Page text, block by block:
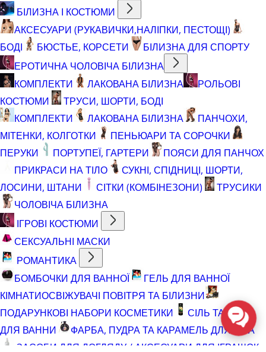
БІЛИЗНА І КОСТЮМИ
АКСЕСУАРИ (РУКАВИЧКИ,НАЛІПКИ, ПЕСТОЩІ)
БОДІ
БЮСТЬЕ, КОРСЕТИ
БІЛИЗНА ДЛЯ СПОРТУ
ЕРОТИЧНА ЧОЛОВІЧА БІЛИЗНА
КОМПЛЕКТИ
ЛАКОВАНА БІЛИЗНА
РОЛЬОВІ
КОСТЮМИ
ТРУСИ, ШОРТИ, БОДІ
КОМПЛЕКТИ
ЛАКОВАНА БІЛИЗНА
ПАНЧОХИ,
МІТЕНКИ, КОЛГОТКИ
ПЕНЬЮАРИ ТА СОРОЧКИ
ПЕРУКИ
ПОРТУПЕЇ, ГАРТЕРИ
ПОЯСИ ДЛЯ ПАНЧОХ
ПРИКРАСИ НА ТІЛО
СУКНІ, СПІДНИЦІ, ШОРТИ,
ЛОСИНИ, ШТАНИ
СІТКИ (КОМБІНЕЗОНИ)
ТРУСИКИ
ЧОЛОВІЧА БІЛИЗНА
ІГРОВІ КОСТЮМИ
СЕКСУАЛЬНІ МАСКИ
РОМАНТИКА
БОМБОЧКИ ДЛЯ ВАННОЇ
ГЕЛЬ ДЛЯ ВАННОЇ
КІМНАТИОСВІЖУВАЧІ ПОВІТРЯ ТА БІЛИЗНИ
ПОДАРУНКОВІ НАБОРИ КОСМЕТИКИ
СІЛЬ ТА ПІНА
ДЛЯ ВАННИ
ФАРБА, ПУДРА ТА КАРАМЕЛЬ ДЛЯ ТІЛА
ЗАСОБИ ДЛЯ ДОГЛЯДУ / АКСЕСУАРИ ДЛЯ ІГРАШОК